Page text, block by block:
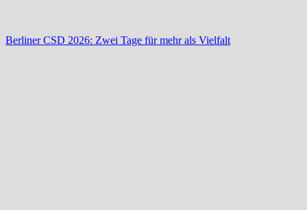
Berliner CSD 2026: Zwei Tage für mehr als Vielfalt